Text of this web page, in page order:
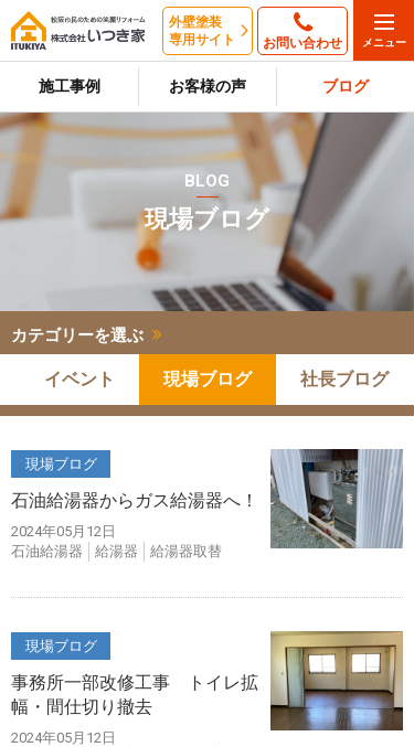
外壁塗装
専用サイト
お問い合わせ
施工事例 お客様の声 ブログ
BLOG
現場ブログ
カテゴリーを選ぶ
イベント 現場ブログ 社長ブログ
現場ブログ
石油給湯器からガス給湯器へ！
2024年05月12日
石油給湯器
給湯器 給湯器取替
現場ブログ
事務所一部改修工事 トイレ拡
幅・間仕切り撤去
2024年05月12日